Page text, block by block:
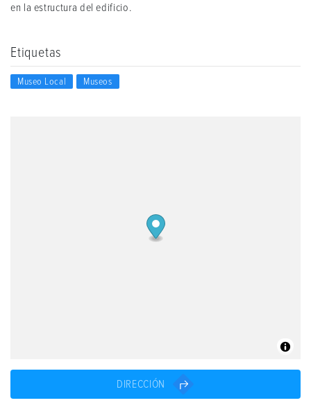
DIRECCIÓN
en la estructura del edificio.
Etiquetas
Museo Local Museos